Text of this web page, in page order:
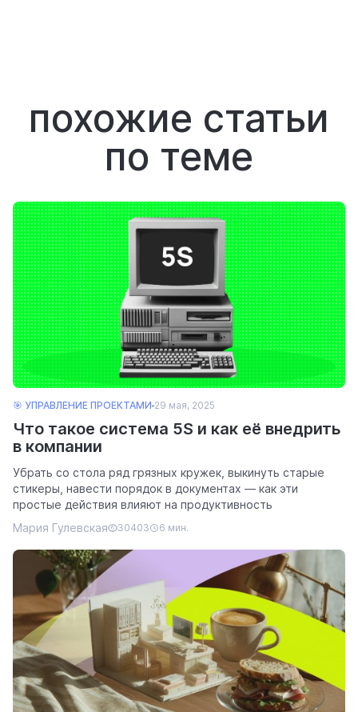
похожие статьи
по теме
🎯 УПРАВЛЕНИЕ ПРОЕКТАМИ 29 мая, 2025
Что такое система 5S и как её внедрить
в компании
Убрать со стола ряд грязных кружек, выкинуть старые
стикеры, навести порядок в документах — как эти
простые действия влияют на продуктивность
Мария Гулевская
30403 6 мин.